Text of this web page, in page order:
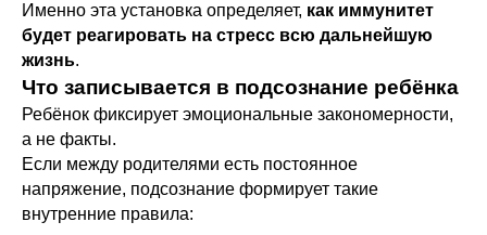
Именно эта установка определяет, как иммунитет
будет реагировать на стресс всю дальнейшую
жизнь.
Что записывается в подсознание ребёнка
Ребёнок фиксирует эмоциональные закономерности,
а не факты.
Если между родителями есть постоянное
напряжение, подсознание формирует такие
внутренние правила: